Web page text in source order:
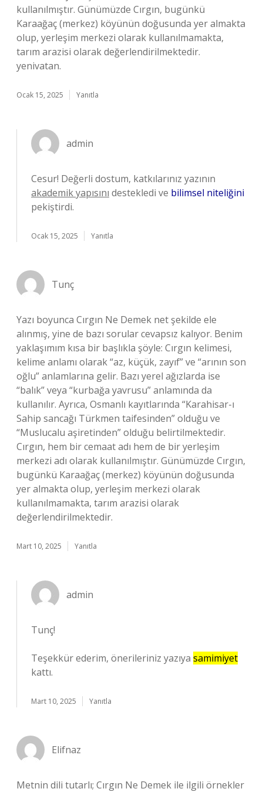
kullanılmıştır. Günümüzde Cırgın, bugünkü
Karaağaç (merkez) köyünün doğusunda yer almakta
olup, yerleşim merkezi olarak kullanılmamakta,
tarım arazisi olarak değerlendirilmektedir.
yenivatan.
Ocak 15, 2025 Yanıtla
admin
Cesur! Değerli dostum, katkılarınız yazının
akademik yapısını destekledi ve bilimsel niteliğini
pekiştirdi.
Ocak 15, 2025 Yanıtla
Tunç
Yazı boyunca Cırgın Ne Demek net şekilde ele
alınmış, yine de bazı sorular cevapsız kalıyor. Benim
yaklaşımım kısa bir başlıkla şöyle: Cırgın kelimesi,
kelime anlamı olarak “az, küçük, zayıf” ve “arının son
oğlu” anlamlarına gelir. Bazı yerel ağızlarda ise
“balık” veya “kurbağa yavrusu” anlamında da
kullanılır. Ayrıca, Osmanlı kayıtlarında “Karahisar-ı
Sahip sancağı Türkmen taifesinden” olduğu ve
“Muslucalu aşiretinden” olduğu belirtilmektedir.
Cırgın, hem bir cemaat adı hem de bir yerleşim
merkezi adı olarak kullanılmıştır. Günümüzde Cırgın,
bugünkü Karaağaç (merkez) köyünün doğusunda
yer almakta olup, yerleşim merkezi olarak
kullanılmamakta, tarım arazisi olarak
değerlendirilmektedir.
Mart 10, 2025 Yanıtla
admin
Tunç!
Teşekkür ederim, önerileriniz yazıya samimiyet
kattı.
Mart 10, 2025 Yanıtla
Elifnaz
Metnin dili tutarlı; Cırgın Ne Demek ile ilgili örnekler